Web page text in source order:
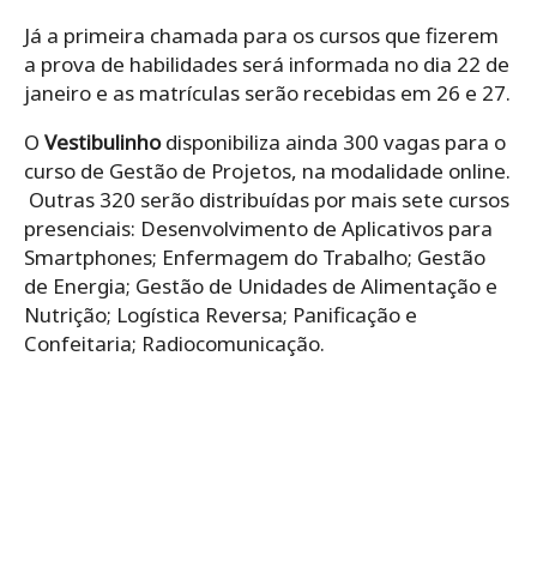
Já a primeira chamada para os cursos que fizerem
a prova de habilidades será informada no dia 22 de
janeiro e as matrículas serão recebidas em 26 e 27.
O Vestibulinhodisponibiliza ainda 300 vagas para o
curso de Gestão de Projetos, na modalidade online.
Outras 320 serão distribuídas por mais sete cursos
presenciais: Desenvolvimento de Aplicativos para
Smartphones; Enfermagem do Trabalho; Gestão
de Energia; Gestão de Unidades de Alimentação e
Nutrição; Logística Reversa; Panificação e
Confeitaria; Radiocomunicação.